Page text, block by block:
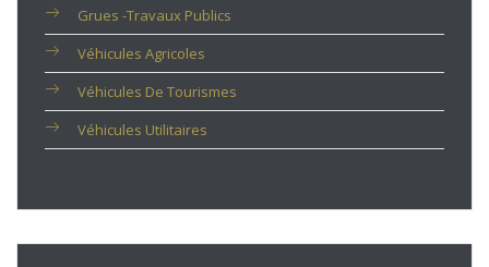
Grues -travaux Publics
Véhicules Agricoles
Véhicules De Tourismes
Véhicules Utilitaires